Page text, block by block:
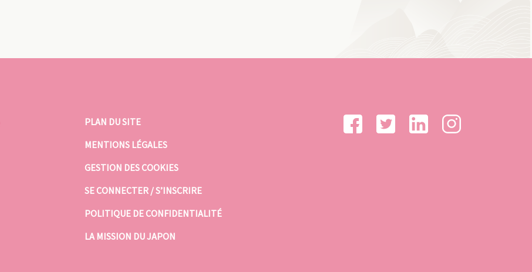
PLAN DU SITE
MENTIONS LÉGALES
GESTION DES COOKIES
SE CONNECTER / S’INSCRIRE
POLITIQUE DE CONFIDENTIALITÉ
LA MISSION DU JAPON